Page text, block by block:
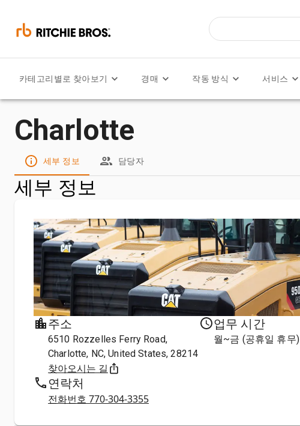
카테고리별로 찾아보기 경매 작동 방식 서비스
Charlotte
세부 정보 담당자
세부 정보
주소
6510 Rozzelles Ferry Road,
Charlotte, NC, United States, 28214
찾아오시는 길
업무 시간
월~금 (공휴일 휴무)
연락처
전화번호 770-304-3355